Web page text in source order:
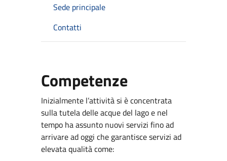
Sede principale
Contatti
Competenze
Inizialmente l’attività si è concentrata
sulla tutela delle acque del lago e nel
tempo ha assunto nuovi servizi fino ad
arrivare ad oggi che garantisce servizi ad
elevata qualità come: